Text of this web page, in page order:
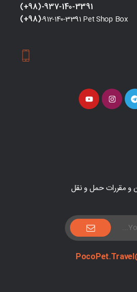
(+98)-937-140-3391
(+98)-912-140-3391 Pet Shop Box
و مقررات حمل و نقل